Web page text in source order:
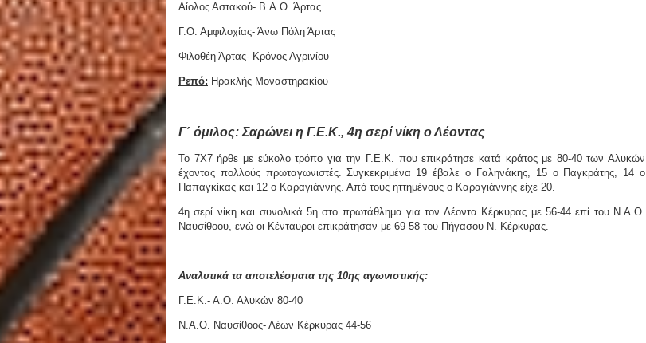
Αίολος Αστακού- Β.Α.Ο. Άρτας
Γ.Ο. Αμφιλοχίας- Άνω Πόλη Άρτας
Φιλοθέη Άρτας- Κρόνος Αγρινίου
Ρεπό: Ηρακλής Μοναστηρακίου
Γ΄ όμιλος: Σαρώνει η Γ.Ε.Κ., 4η σερί νίκη ο Λέοντας
Το 7Χ7 ήρθε με εύκολο τρόπο για την Γ.Ε.Κ. που επικράτησε κατά κράτος με 80-40 των Αλυκών
έχοντας πολλούς πρωταγωνιστές. Συγκεκριμένα 19 έβαλε ο Γαληνάκης, 15 ο Παγκράτης, 14 ο
Παπαγκίκας και 12 ο Καραγιάννης. Από τους ηττημένους ο Καραγιάννης είχε 20.
4η σερί νίκη και συνολικά 5η στο πρωτάθλημα για τον Λέοντα Κέρκυρας με 56-44 επί του Ν.Α.Ο.
Ναυσίθοου, ενώ οι Κένταυροι επικράτησαν με 69-58 του Πήγασου Ν. Κέρκυρας.
Αναλυτικά τα αποτελέσματα της 10ης αγωνιστικής:
Γ.Ε.Κ.- Α.Ο. Αλυκών 80-40
Ν.Α.Ο. Ναυσίθοος- Λέων Κέρκυρας 44-56